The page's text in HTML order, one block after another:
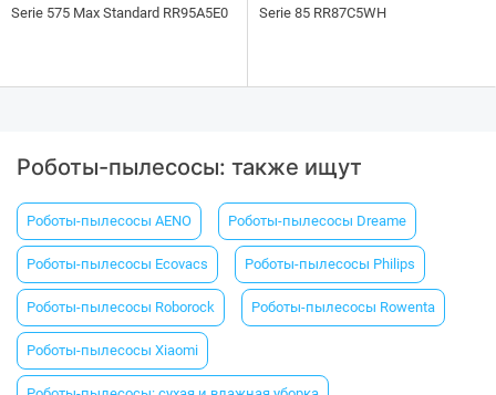
Serie 575 Max Standard RR95A5E0
Serie 85 RR87C5WH
Роботы-пылесосы: также ищут
Роботы-пылесосы AENO Роботы-пылесосы Dreame
Роботы-пылесосы Ecovacs Роботы-пылесосы Philips
Роботы-пылесосы Roborock Роботы-пылесосы Rowenta
Роботы-пылесосы Xiaomi